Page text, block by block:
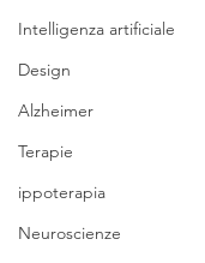
Intelligenza artificiale
Design
Alzheimer
Terapie
ippoterapia
Neuroscienze